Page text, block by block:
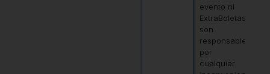
evento ni
ExtraBoletas
son
responsables
por
cualquier